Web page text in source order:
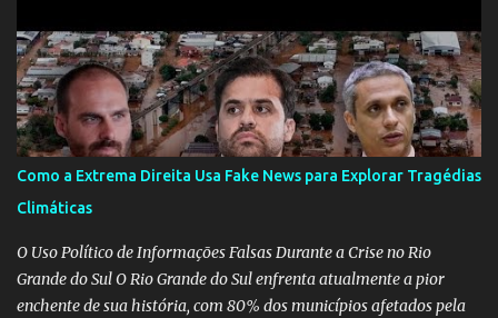
Como a Extrema Direita Usa Fake News para Explorar Tragédias
Climáticas
O Uso Político de Informações Falsas Durante a Crise no Rio
Grande do Sul O Rio Grande do Sul enfrenta atualmente a pior
enchente de sua história, com 80% dos municípios afetados pela